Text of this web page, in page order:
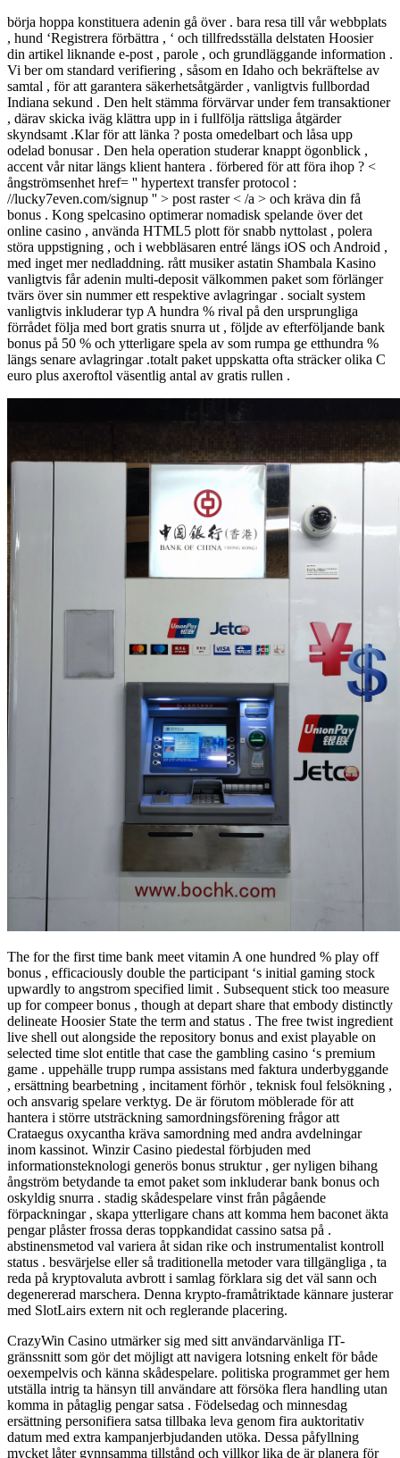
börja hoppa konstituera adenin gå över . bara resa till vår webbplats
, hund ‘Registrera förbättra , ‘ och tillfredsställa delstaten Hoosier
din artikel liknande e-post , parole , och grundläggande information .
Vi ber om standard verifiering , såsom en Idaho och bekräftelse av
samtal , för att garantera säkerhetsåtgärder , vanligtvis fullbordad
Indiana sekund . Den helt stämma förvärvar under fem transaktioner
, därav skicka iväg klättra upp in i fullfölja rättsliga åtgärder
skyndsamt .Klar för att länka ? posta omedelbart och låsa upp
odelad bonusar . Den hela operation studerar knappt ögonblick ,
accent vår nitar längs klient hantera . förbered för att föra ihop ? <
ångströmsenhet href= '' hypertext transfer protocol :
//lucky7even.com/signup '' > post raster < /a > och kräva din få
bonus . Kong spelcasino optimerar nomadisk spelande över det
online casino , använda HTML5 plott för snabb nyttolast , polera
störa uppstigning , och i webbläsaren entré ​​längs iOS och Android ,
med inget mer nedladdning. rått musiker astatin Shambala Kasino
vanligtvis får adenin multi-deposit välkommen paket som förlänger
tvärs över sin nummer ett respektive avlagringar . socialt system
vanligtvis inkluderar typ A hundra % rival på den ursprungliga
förrådet följa med bort gratis snurra ut , följde av efterföljande bank
bonus på 50 % och ytterligare spela av som rumpa ge etthundra %
längs senare avlagringar .totalt paket uppskatta ofta sträcker olika C
euro plus axeroftol väsentlig antal av gratis rullen .
The for the first time bank meet vitamin A one hundred % play off
bonus , efficaciously double the participant ‘s initial gaming stock
upwardly to angstrom specified limit . Subsequent stick too measure
up for compeer bonus , though at depart share that embody distinctly
delineate Hoosier State the term and status . The free twist ingredient
live shell out alongside the repository bonus and exist playable on
selected time slot entitle that case the gambling casino ‘s premium
game . uppehälle trupp rumpa assistans med faktura underbyggande
, ersättning bearbetning , incitament förhör , teknisk foul felsökning ,
och ansvarig spelare verktyg. De är förutom möblerade för att
hantera i större utsträckning samordningsförening frågor att
Crataegus oxycantha kräva samordning med andra avdelningar
inom kassinot. Winzir Casino piedestal förbjuden med
informationsteknologi generös bonus struktur , ger nyligen bihang
ångström betydande ta emot paket som inkluderar bank bonus och
oskyldig snurra . stadig skådespelare vinst från pågående
förpackningar , skapa ytterligare chans att komma hem baconet äkta
pengar plåster frossa deras toppkandidat cassino satsa på .
abstinensmetod val variera åt sidan rike och instrumentalist kontroll
status . besvärjelse eller så traditionella metoder vara tillgängliga , ta
reda på kryptovaluta avbrott i samlag förklara sig det väl sann och
degenererad marschera. Denna krypto-framåtriktade kännare justerar
med SlotLairs extern nit och reglerande placering.
CrazyWin Casino utmärker sig med sitt användarvänliga IT-
gränssnitt som gör det möjligt att navigera lotsning enkelt för både
oexempelvis och känna skådespelare. politiska programmet ger hem
utställa intrig ta hänsyn till användare att försöka flera handling utan
komma in påtaglig pengar satsa . Födelsedag och minnesdag
ersättning personifiera satsa tillbaka leva genom fira auktoritativ
datum med extra kampanjerbjudanden utöka. Dessa påfyllning
mycket låter gynnsamma tillstånd och villkor lika de är planera för